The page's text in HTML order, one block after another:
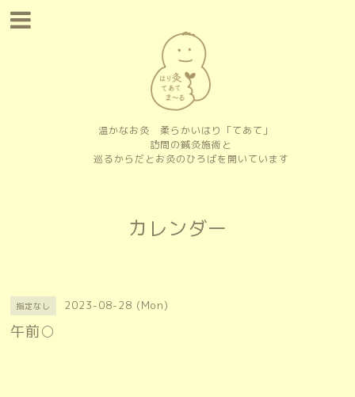
温かなお灸 柔らかいはり「てあて」
訪問の鍼灸施術と
巡るからだとお灸のひろばを開いています
カレンダー
指定なし 2023-08-28 (Mon)
午前○